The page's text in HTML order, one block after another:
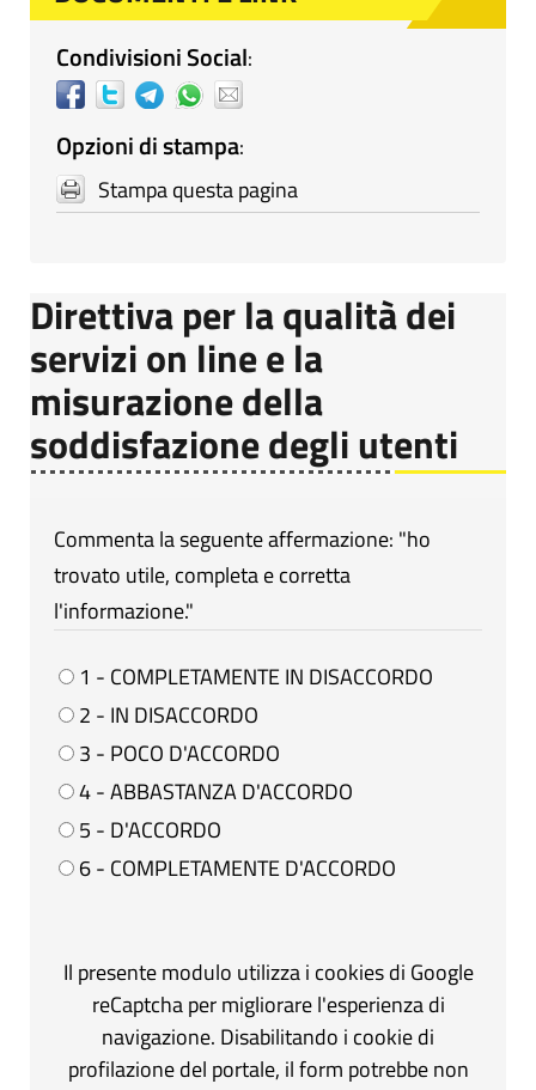
Condivisioni Social:
Opzioni di stampa:
Stampa questa pagina
Direttiva per la qualità dei
servizi on line e la
misurazione della
soddisfazione degli utenti
Commenta la seguente affermazione: "ho
trovato utile, completa e corretta
l'informazione."
1 - COMPLETAMENTE IN DISACCORDO
2 - IN DISACCORDO
3 - POCO D'ACCORDO
4 - ABBASTANZA D'ACCORDO
5 - D'ACCORDO
6 - COMPLETAMENTE D'ACCORDO
Il presente modulo utilizza i cookies di Google
reCaptcha per migliorare l'esperienza di
navigazione. Disabilitando i cookie di
profilazione del portale, il form potrebbe non